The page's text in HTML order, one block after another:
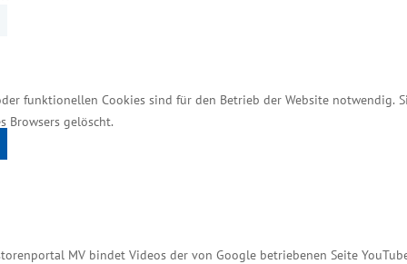
funktionellen Cookies sind für den Betrieb der Website notwendig.
Browsers gelöscht.
MV bindet Videos der von Google betriebenen Seite
wie in Rostock stärken wir gezielt die
strukturelle Neuausrichtung der
modernisiert und eine neue Kfz- und
E-Mobilität, Hochvolttechnik und moderner
sich auf rund 21,2 Millionen Euro. 90 Prozent der
und das Bundesinstitut für Berufsbildung